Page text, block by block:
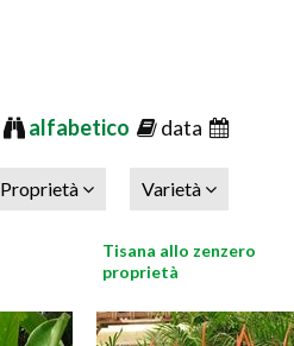
alfabetico data
Proprietà Varietà
Tisana allo zenzero
proprietà